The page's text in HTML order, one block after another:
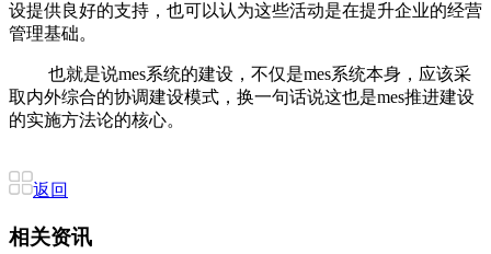
设提供良好的支持，也可以认为这些活动是在提升企业的经营
管理基础。
也就是说mes系统的建设，不仅是mes系统本身，应该采
取内外综合的协调建设模式，换一句话说这也是mes推进建设
的实施方法论的核心。
返回
相关资讯